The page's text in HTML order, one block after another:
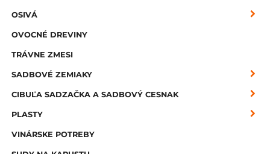
OSIVÁ
OVOCNÉ DREVINY
TRÁVNE ZMESI
SADBOVÉ ZEMIAKY
CIBUĽA SADZAČKA A SADBOVÝ CESNAK
PLASTY
VINÁRSKE POTREBY